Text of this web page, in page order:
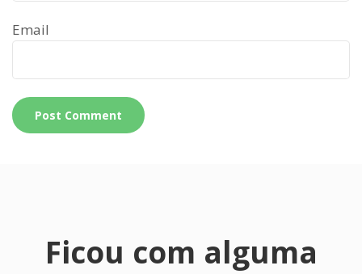
Email
Ficou com alguma